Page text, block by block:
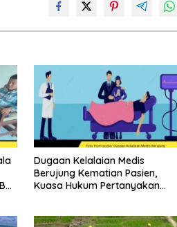
Dugaan Kelalaian Medis
Berujung Kematian Pasien,
Kuasa Hukum Pertanyakan